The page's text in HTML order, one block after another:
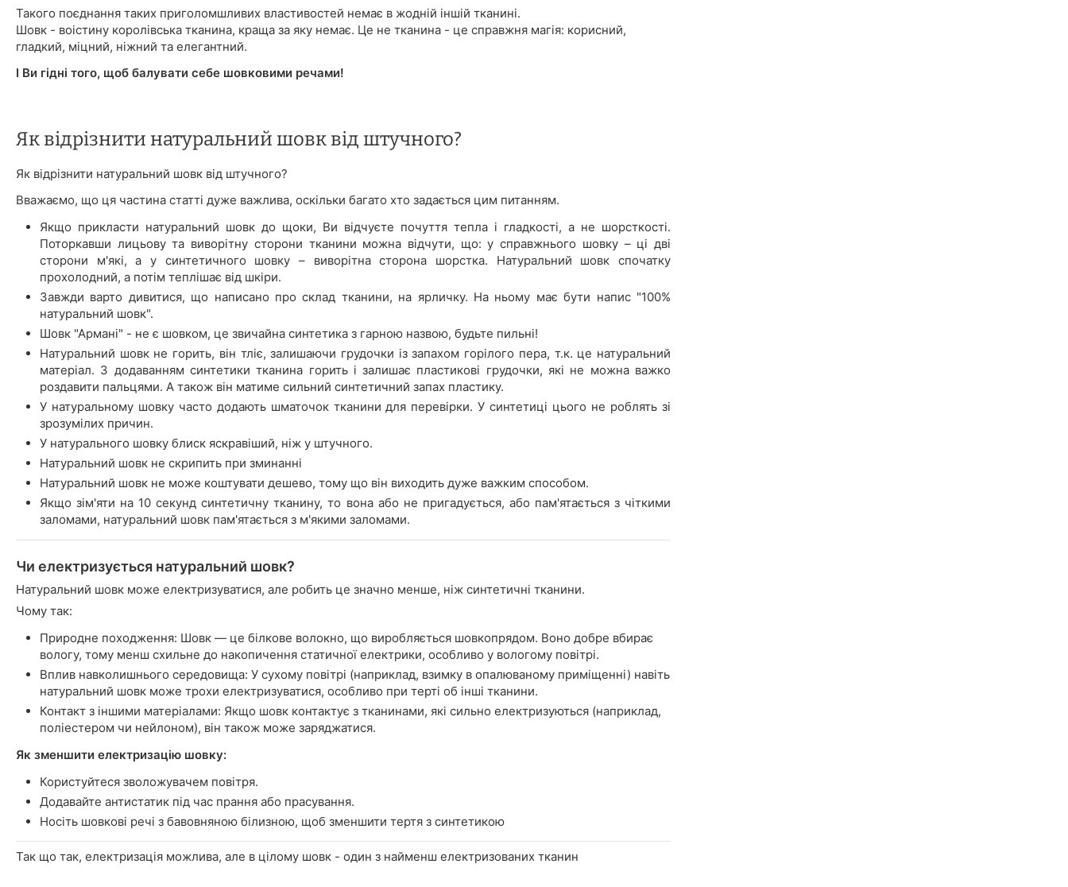
Такого поєднання таких приголомшливих властивостей немає в жодній іншій тканині.
Шовк - воістину королівська тканина, краща за яку немає. Це не тканина - це справжня магія: корисний,
гладкий, міцний, ніжний та елегантний.
І Ви гідні того, щоб балувати себе шовковими речами!
Як відрізнити натуральний шовк від штучного?
Як відрізнити натуральний шовк від штучного?
Вважаємо, що ця частина статті дуже важлива, оскільки багато хто задається цим питанням.
Якщо прикласти натуральний шовк до щоки, Ви відчуєте почуття тепла і гладкості, а не шорсткості.
Поторкавши лицьову та виворітну сторони тканини можна відчути, що: у справжнього шовку – ці дві
сторони м'які, а у синтетичного шовку – виворітна сторона шорстка. Натуральний шовк спочатку
прохолодний, а потім теплішає від шкіри.
Завжди варто дивитися, що написано про склад тканини, на ярличку. На ньому має бути напис "100%
натуральний шовк".
Шовк "Армані" - не є шовком, це звичайна синтетика з гарною назвою, будьте пильні!
Натуральний шовк не горить, він тліє, залишаючи грудочки із запахом горілого пера, т.к. це натуральний
матеріал. З додаванням синтетики тканина горить і залишає пластикові грудочки, які не можна важко
роздавити пальцями. А також він матиме сильний синтетичний запах пластику.
У натуральному шовку часто додають шматочок тканини для перевірки. У синтетиці цього не роблять зі
зрозумілих причин.
У натурального шовку блиск яскравіший, ніж у штучного.
Натуральний шовк не скрипить при зминанні
Натуральний шовк не може коштувати дешево, тому що він виходить дуже важким способом.
Якщо зім'яти на 10 секунд синтетичну тканину, то вона або не пригадується, або пам'ятається з чіткими
заломами, натуральний шовк пам'ятається з м'якими заломами.
Чи електризується натуральний шовк?
Натуральний шовк може електризуватися, але робить це значно менше, ніж синтетичні тканини.
Чому так:
Природне походження: Шовк — це білкове волокно, що виробляється шовкопрядом. Воно добре вбирає
вологу, тому менш схильне до накопичення статичної електрики, особливо у вологому повітрі.
Вплив навколишнього середовища: У сухому повітрі (наприклад, взимку в опалюваному приміщенні) навіть
натуральний шовк може трохи електризуватися, особливо при терті об інші тканини.
Контакт з іншими матеріалами: Якщо шовк контактує з тканинами, які сильно електризуються (наприклад,
поліестером чи нейлоном), він також може заряджатися.
Як зменшити електризацію шовку:
Користуйтеся зволожувачем повітря.
Додавайте антистатик під час прання або прасування.
Носіть шовкові речі з бавовняною білизною, щоб зменшити тертя з синтетикою
Так що так, електризація можлива, але в цілому шовк - один з найменш електризованих тканин